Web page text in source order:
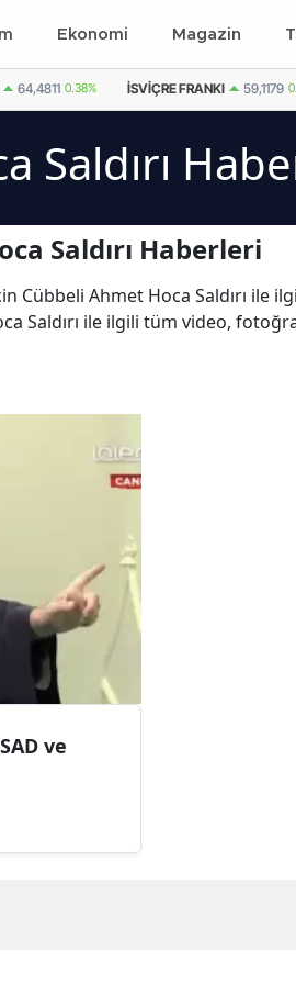
Ekonomi Magazin
64,4811 0.38% İSVIÇRE FRANKI 59,1179
Saldırı
Saldırı Haberleri
Cübbeli Ahmet Hoca Saldırı ile
Saldırı ile ilgili tüm video,
ve